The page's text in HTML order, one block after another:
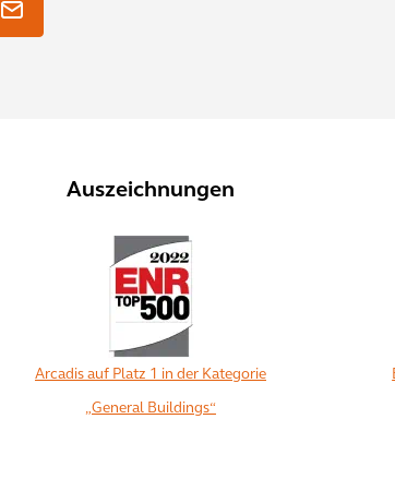
Auszeichnungen
Arcadis auf Platz 1 in der Kategorie
„General Buildings“